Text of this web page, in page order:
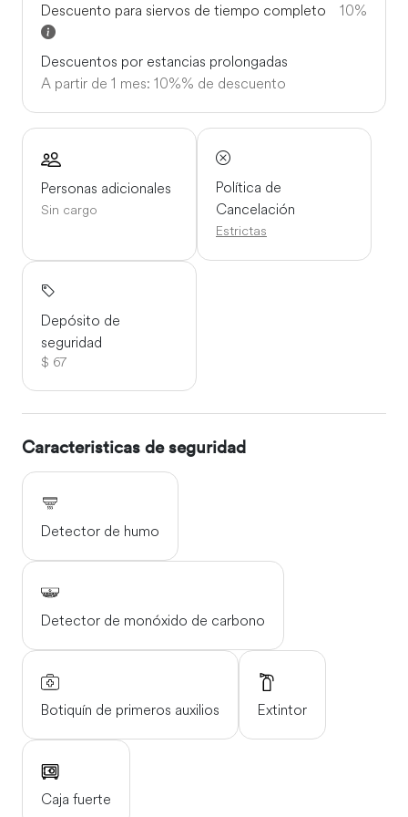
de la isla.
Descuento para siervos de tiempo completo 10%
Descuentos por estancias prolongadas
A partir de 1 mes: 10%% de descuento
Personas adicionales
Sin cargo
Política de
Cancelación
Estrictas
Depósito de
seguridad
$ 67
Caracteristicas de seguridad
Detector de humo
Detector de monóxido de carbono
Botiquín de primeros auxilios Extintor
Caja fuerte